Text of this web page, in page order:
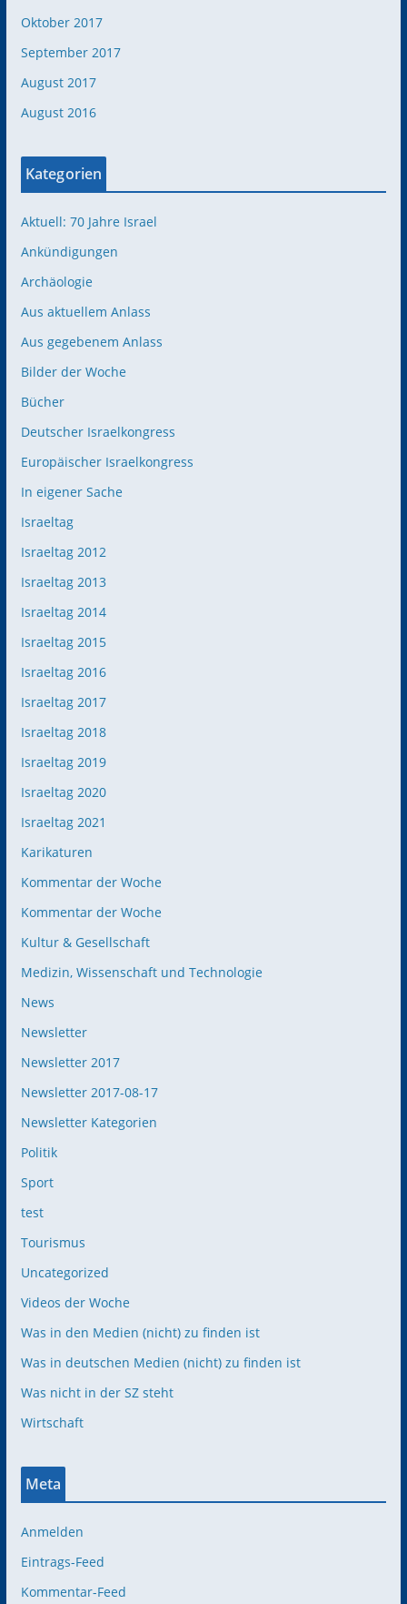
Oktober 2017
September 2017
August 2017
August 2016
Kategorien
Aktuell: 70 Jahre Israel
Ankündigungen
Archäologie
Aus aktuellem Anlass
Aus gegebenem Anlass
Bilder der Woche
Bücher
Deutscher Israelkongress
Europäischer Israelkongress
In eigener Sache
Israeltag
Israeltag 2012
Israeltag 2013
Israeltag 2014
Israeltag 2015
Israeltag 2016
Israeltag 2017
Israeltag 2018
Israeltag 2019
Israeltag 2020
Israeltag 2021
Karikaturen
Kommentar der Woche
Kommentar der Woche
Kultur & Gesellschaft
Medizin, Wissenschaft und Technologie
News
Newsletter
Newsletter 2017
Newsletter 2017-08-17
Newsletter Kategorien
Politik
Sport
test
Tourismus
Uncategorized
Videos der Woche
Was in den Medien (nicht) zu finden ist
Was in deutschen Medien (nicht) zu finden ist
Was nicht in der SZ steht
Wirtschaft
Meta
Anmelden
Eintrags-Feed
Kommentar-Feed